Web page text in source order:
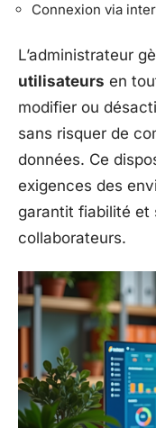
Connexion via
L’administrateur
utilisateurs en
modifier ou
sans risquer de
données. Ce
exigences des
garantit fiabilité et
collaborateurs.